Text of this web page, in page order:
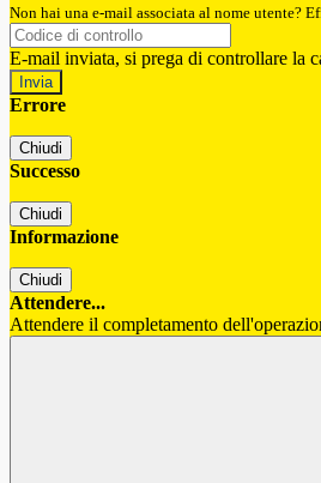
Non hai una e-mail associata al nome utente?
E-mail inviata, si prega di controllare la
Errore
Chiudi
Successo
Chiudi
Informazione
Chiudi
Attendere...
Attendere il completamento